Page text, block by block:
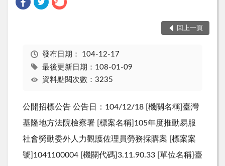
回上一頁
發布日期： 104-12-17
最後更新日期：108-01-09
資料點閱次數：3235
公開招標公告 公告日：104/12/18 [機關名稱]臺灣
基隆地方法院檢察署 [標案名稱]105年度推動易服
社會勞動委外人力觀護佐理員勞務採購案 [標案案
號]1041100004 [機關代碼]3.11.90.33 [單位名稱]臺